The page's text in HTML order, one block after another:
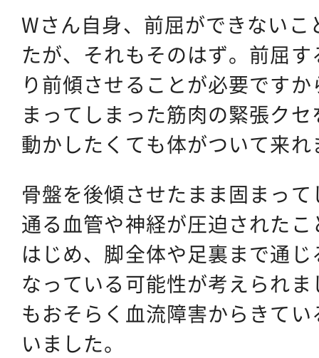
Wさん自身、前屈ができない
たが、それもそのはず。前屈
り前傾させることが必要です
まってしまった筋肉の緊張ク
動かしたくても体がついて来れ
骨盤を後傾させたまま固まっ
通る血管や神経が圧迫された
はじめ、脚全体や足裏まで通
なっている可能性が考えられ
もおそらく血流障害からきて
いました。